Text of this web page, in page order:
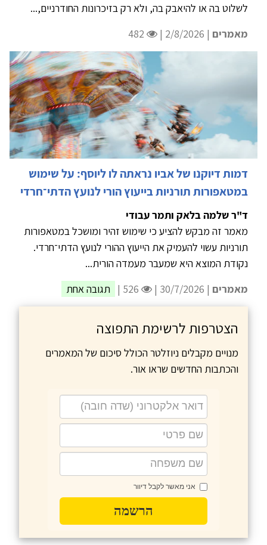
לשלוט בה או להיאבק בה, ולא רק בזיכרונות החודרניים,...
מאמרים | 2/8/2026 |
דמות דיוקנו של אביו נראתה לו ליוסף: על שימוש
במטאפורות תורניות בייעוץ הורי לנועץ הדתי־חרדי
ד"ר שלמה בלאק ותמר עבודי
מאמר זה מבקש להציע כי שימוש זהיר ומושכל במטאפורות
תורניות עשוי להעמיק את הייעוץ ההורי לנועץ הדתי־חרדי.
נקודת המוצא היא שמעבר מעמדה הורית...
מאמרים | 30/7/2026 | תגובה אחת
הצטרפות לרשימת התפוצה
מנויים מקבלים ניוזלטר הכולל סיכום של המאמרים
והכתבות החדשים שראו אור.
אני מאשר לקבל דיוור
הרשמה